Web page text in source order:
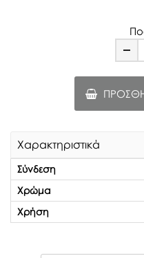
Χαρακτηριστικά
Σύνδεση
Χρώμα
Χρήση